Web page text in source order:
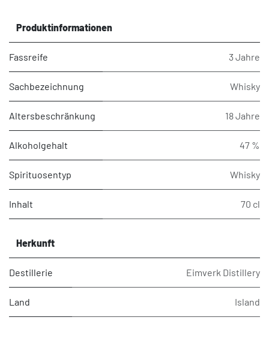
Produktinformationen
Fassreife 3 Jahre
Sachbezeichnung Whisky
Altersbeschränkung 18 Jahre
Alkoholgehalt 47 %
Spirituosentyp Whisky
Inhalt 70 cl
Herkunft
Destillerie Eimverk Distillery
Land Island